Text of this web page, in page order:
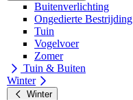
Buitenverlichting
Ongedierte Bestrijding
Tuin
Vogelvoer
Zomer
Tuin & Buiten
Winter
Winter